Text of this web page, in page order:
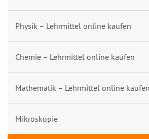
Physik – Lehrmittel online kaufen
Chemie – Lehrmittel online kaufen
Mathematik – Lehrmittel online kaufen
Mikroskopie